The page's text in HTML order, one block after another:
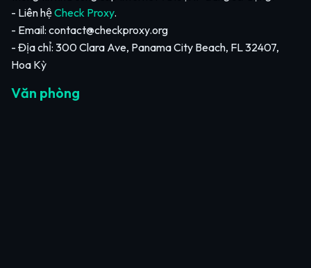
- Liên hệCheck Proxy.
- Email: contact@checkproxy.org
- Địa chỉ: 300 Clara Ave, Panama City Beach, FL 32407,
Hoa Kỳ
Văn phòng